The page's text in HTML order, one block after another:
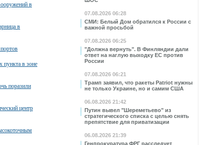
07.08.2026 06:28
СМИ: Белый Дом обратился к России с
важной просьбой
07.08.2026 06:25
"Должна вернуть". В Финляндии дали
ответ на наглую выходку ЕС против
России
07.08.2026 06:21
Трамп заявил, что ракеты Patriot нужны
не только Украине, но и самим США
06.08.2026 21:42
Путин вывел "Шереметьево" из
стратегического списка с целью снять
препятствие для приватизации
06.08.2026 21:39
Генпрокуратура ФРГ расследует
в
в
пункта в зоне
поразили
центр